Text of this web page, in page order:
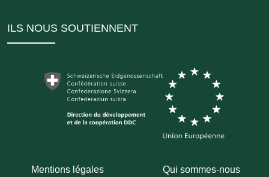
ILS NOUS SOUTIENNENT
Mentions légales Qui sommes-nous